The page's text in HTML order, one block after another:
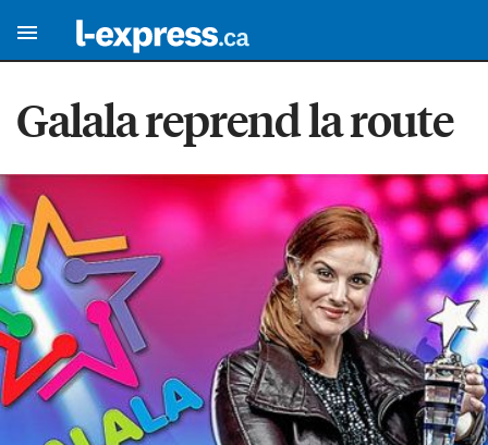
Galala reprend la route